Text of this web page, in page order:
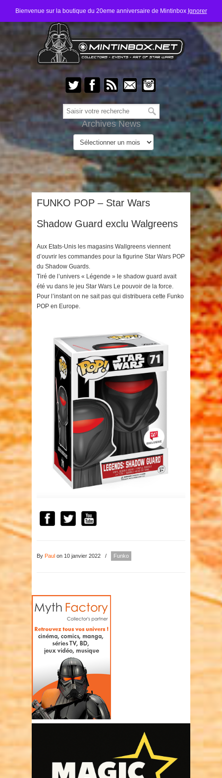
Bienvenue sur la boutique du 20eme anniversaire de Mintinbox Ignorer
Archives News
FUNKO POP – Star Wars
Shadow Guard exclu Walgreens
Aux Etats-Unis les magasins Wallgreens viennent
d’ouvrir les commandes pour la figurine Star Wars POP
du Shadow Guards.
Tiré de l’univers « Légende » le shadow guard avait
été vu dans le jeu Star Wars Le pouvoir de la force.
Pour l’instant on ne sait pas qui distribuera cette Funko
POP en Europe.
By Paul on 10 janvier 2022 / Funko